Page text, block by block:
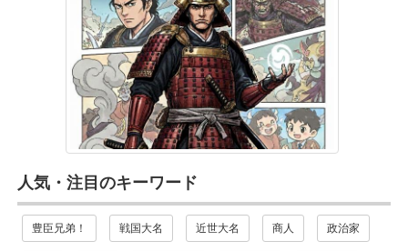
人気・注目のキーワード
豊臣兄弟！ 戦国大名 近世大名 商人 政治家